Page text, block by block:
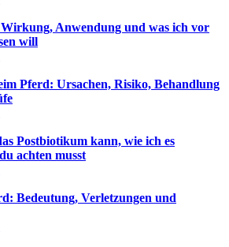
Anwendung und was ich vor
will
Pferd: Ursachen, Risiko, Behandlung
Postbiotikum kann, wie ich es
achten musst
Bedeutung, Verletzungen und